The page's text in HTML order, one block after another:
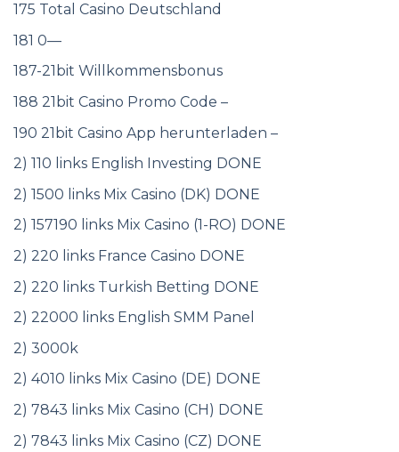
175 Total Casino Deutschland
181 0—
187-21bit Willkommensbonus
188 21bit Casino Promo Code –
190 21bit Casino App herunterladen –
2) 110 links English Investing DONE
2) 1500 links Mix Casino (DK) DONE
2) 157190 links Mix Casino (1-RO) DONE
2) 220 links France Casino DONE
2) 220 links Turkish Betting DONE
2) 22000 links English SMM Panel
2) 3000k
2) 4010 links Mix Casino (DE) DONE
2) 7843 links Mix Casino (CH) DONE
2) 7843 links Mix Casino (CZ) DONE